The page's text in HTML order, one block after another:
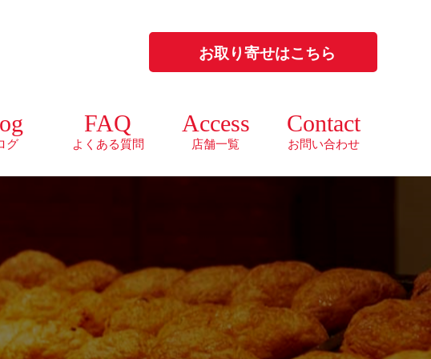
お取り寄せはこちら
グ
FAQ
よくある質問
Access
店舗一覧
Contact
お問い合わせ